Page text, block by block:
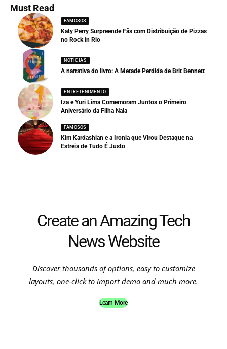
Must Read
FAMOSOS
Katy Perry Surpreende Fãs com Distribuição de Pizzas
no Rock in Rio
NOTÍCIAS
A narrativa do livro: A Metade Perdida de Brit Bennett
ENTRETENIMENTO
Iza e Yuri Lima Comemoram Juntos o Primeiro
Aniversário da Filha Nala
FAMOSOS
Kim Kardashian e a Ironia que Virou Destaque na
Estreia de Tudo É Justo
Create an Amazing Tech
News Website
Discover thousands of options, easy to customize
layouts, one-click to import demo and much more.
Learn More